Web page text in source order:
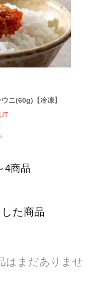
ニ(60g)【冷凍】
4商品
た商品
はまだありませ